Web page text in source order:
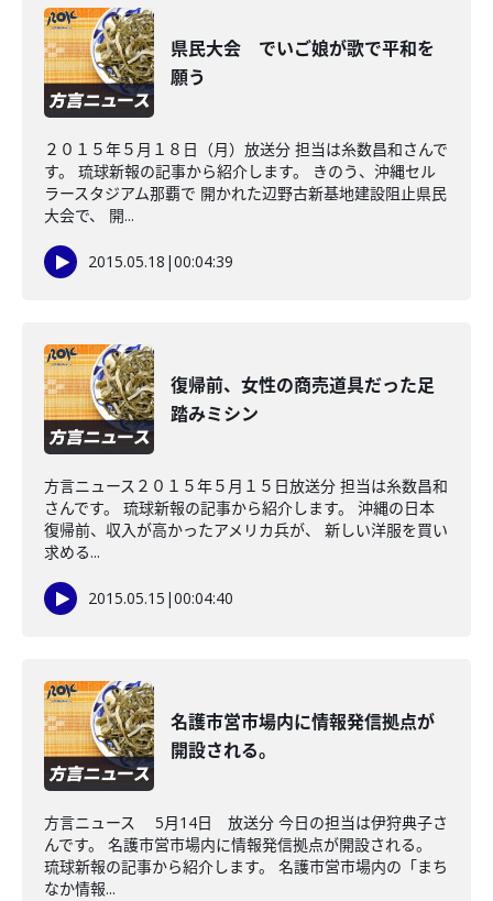
県民大会 でいご娘が歌で平和を
願う
２０１５年５月１８日（月）放送分 担当は糸数昌和さんで
す。 琉球新報の記事から紹介します。 きのう、沖縄セル
ラースタジアム那覇で 開かれた辺野古新基地建設阻止県民
大会で、 開...
2015.05.18 |00:04:39
復帰前、女性の商売道具だった足
踏みミシン
方言ニュース２０１５年５月１５日放送分 担当は糸数昌和
さんです。 琉球新報の記事から紹介します。 沖縄の日本
復帰前、収入が高かったアメリカ兵が、 新しい洋服を買い
求める...
2015.05.15 |00:04:40
名護市営市場内に情報発信拠点が
開設される。
方言ニュース 5月14日 放送分 今日の担当は伊狩典子さ
んです。 名護市営市場内に情報発信拠点が開設される。
琉球新報の記事から紹介します。 名護市営市場内の「まち
なか情報...